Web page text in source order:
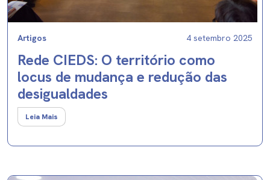
Artigos 4 setembro 2025
Rede CIEDS: O território como
locus de mudança e redução das
desigualdades
Leia Mais